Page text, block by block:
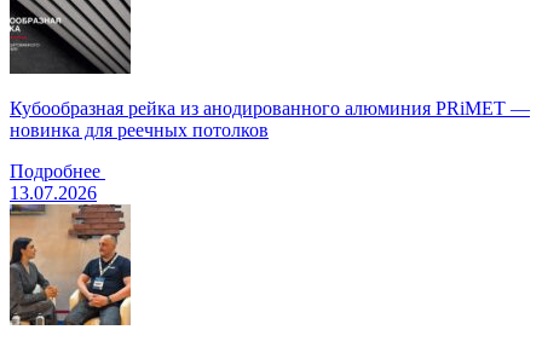
Кубообразная рейка из анодированного алюминия PRiMET —
новинка для реечных потолков
Подробнее
13.07.2026